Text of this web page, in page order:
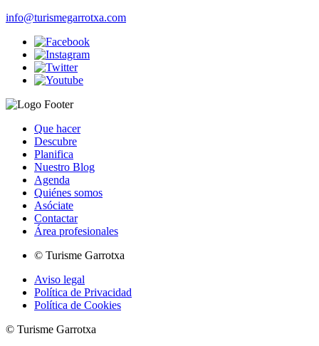
info@turismegarrotxa.com
Que hacer
Descubre
Planifica
Nuestro Blog
Agenda
Quiénes somos
Asóciate
Contactar
Área profesionales
© Turisme Garrotxa
Aviso legal
Política de Privacidad
Política de Cookies
© Turisme Garrotxa